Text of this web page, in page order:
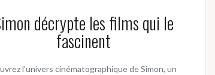
décrypte les films qui le
fascinent
l’univers cinématographique de Simon, un